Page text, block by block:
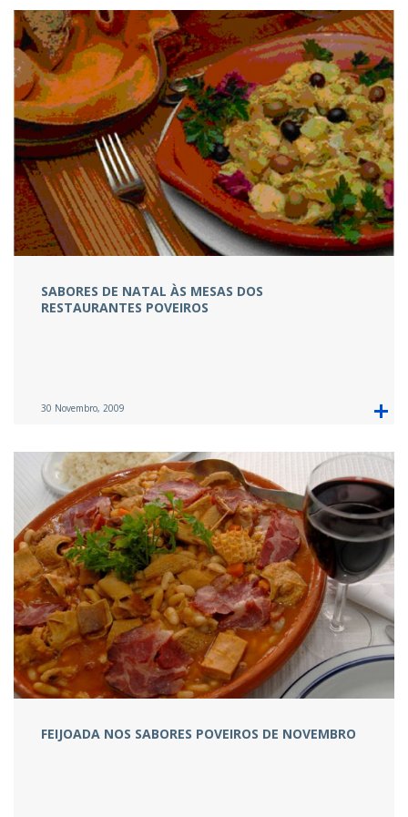
SABORES DE NATAL ÀS MESAS DOS
RESTAURANTES POVEIROS
30 Novembro, 2009
FEIJOADA NOS SABORES POVEIROS DE NOVEMBRO